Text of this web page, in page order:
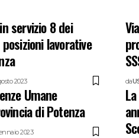
servizio 8 dei
lavorative
2023 da
Umane
di Potenza
2023